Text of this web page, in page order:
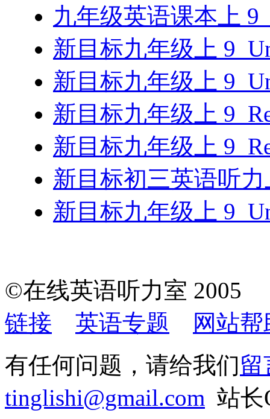
九年级英语课本上
新目标九年级上
新目标九年级上
新目标九年级上
新目标九年级上
新目标初三英语听力
新目标九年级上
©在线英语听力室
链接
英语专题
网站帮
有任何问题，请给我们留
tinglishi@gmail.com 站长